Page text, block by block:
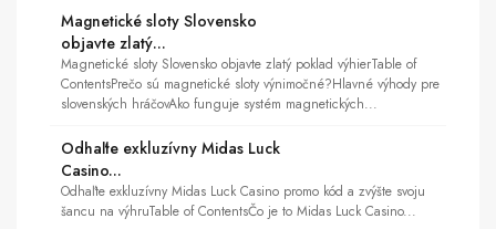
Magnetické sloty Slovensko
objavte zlatý...
Magnetické sloty Slovensko objavte zlatý poklad výhierTable of
ContentsPrečo sú magnetické sloty výnimočné?Hlavné výhody pre
slovenských hráčovAko funguje systém magnetických...
Odhaľte exkluzívny Midas Luck
Casino...
Odhaľte exkluzívny Midas Luck Casino promo kód a zvýšte svoju
šancu na výhruTable of ContentsČo je to Midas Luck Casino...